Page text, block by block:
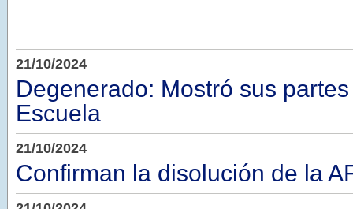
21/10/2024
Degenerado: Mostró sus
Escuela
21/10/2024
Confirman la disolución de la